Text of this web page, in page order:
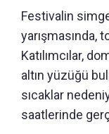
Festivalin
yarışmasında,
Katılımcılar,
altın yüzüğü
sıcaklar
saatlerinde